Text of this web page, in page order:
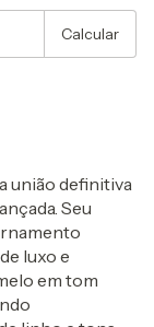
Calcular
união definitiva
. Seu
luxo e
em tom